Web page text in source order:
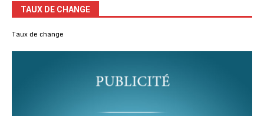
TAUX DE CHANGE
Taux de change